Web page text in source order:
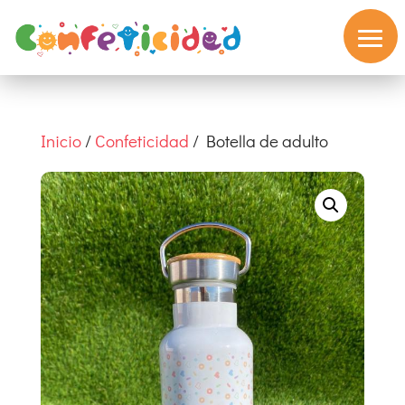
Inicio
Valores
Inicio/ Confeticidad / Botella de adulto